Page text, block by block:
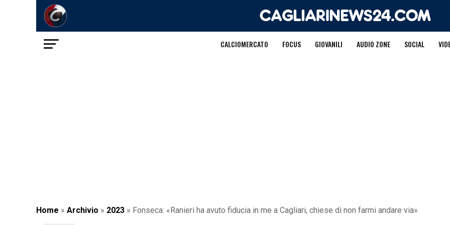
CALCIOMERCATO FOCUS GIOVANILI AUDIO ZONE SOCIAL
Home » Archivio » 2023 » Fonseca: «Ranieri ha avuto fiducia in me a Cagliari, chiese di non farmi andare via»